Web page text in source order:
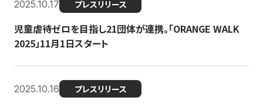
2025.10.17 プレスリリース
児童虐待ゼロを目指し21団体が連携。「ORANGE WALK
2025」11月1日スタート
2025.10.16 プレスリリース